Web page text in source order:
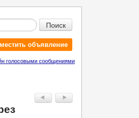
Поиск
объявление
голосовыми сообщениями